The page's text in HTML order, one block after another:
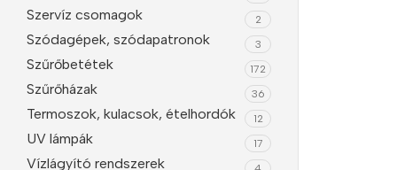
Szervíz csomagok 2
Szódagépek, szódapatronok 3
Szűrőbetétek 172
Szűrőházak 36
Termoszok, kulacsok, ételhordók 12
UV lámpák 17
Vízlágyító rendszerek